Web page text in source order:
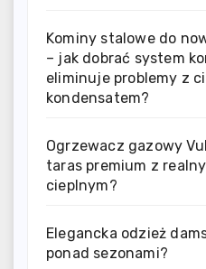
Kominy stalowe do
– jak dobrać system
eliminuje problemy z
kondensatem?
Ogrzewacz gazowy
taras premium z
cieplnym?
Elegancka odzież
ponad sezonami?